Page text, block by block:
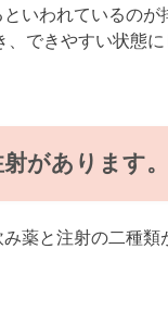
いわれているのが
、できやすい状態
があります。
薬と注射の二種類